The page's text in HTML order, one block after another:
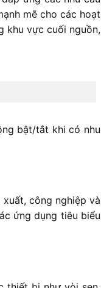
mẽ cho các hoạt
khu vực cuối nguồn,
bật/tắt khi có nhu
công nghiệp và
ứng dụng tiêu biểu